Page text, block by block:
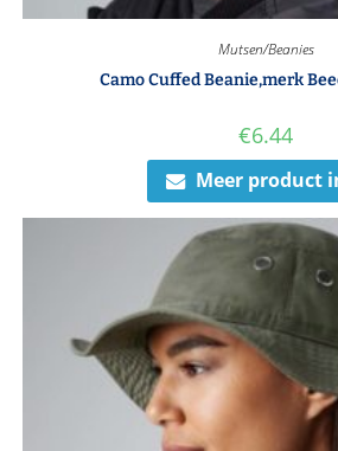
Mutsen/Beanies
Camo Cuffed Beanie,merk
€6.44
Meer product